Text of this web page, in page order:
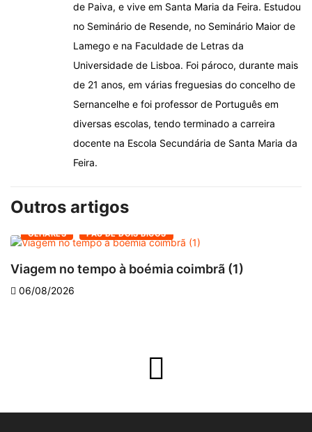
de Paiva, e vive em Santa Maria da Feira. Estudou
no Seminário de Resende, no Seminário Maior de
Lamego e na Faculdade de Letras da
Universidade de Lisboa. Foi pároco, durante mais
de 21 anos, em várias freguesias do concelho de
Sernancelhe e foi professor de Português em
diversas escolas, tendo terminado a carreira
docente na Escola Secundária de Santa Maria da
Feira.
Outros artigos
OLHARES PAU DE DOIS BICOS
Viagem no tempo à boémia coimbrã (1)
06/08/2026